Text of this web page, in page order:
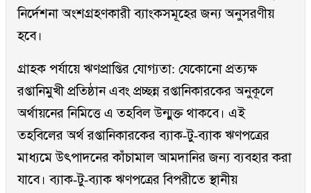
নির্দেশনা অংশগ্রহণকারী ব্যাংকসমূহের জন্য অনুসরণীয়
হবে।
গ্রাহক পর্যায়ে ঋণপ্রাপ্তির যোগ্যতা: যেকোনো প্রত্যক্ষ
রপ্তানিমুখী প্রতিষ্ঠান এবং প্রচ্ছন্ন রপ্তানিকারকের অনুকূলে
অর্থায়নের নিমিত্তে এ তহবিল উন্মুক্ত থাকবে। এই
তহবিলের অর্থ রপ্তানিকারকের ব্যাক-টু-ব্যাক ঋণপত্রের
মাধ্যমে উৎপাদনের কাঁচামাল আমদানির জন্য ব্যবহার করা
যাবে। ব্যাক-টু-ব্যাক ঋণপত্রের বিপরীতে স্থানীয়